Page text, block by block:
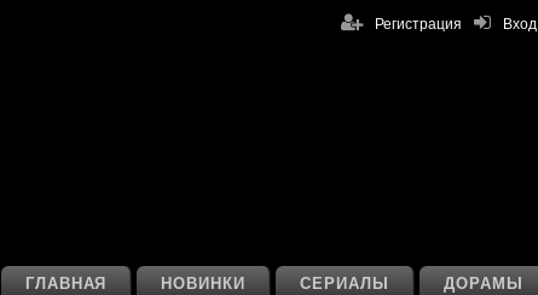
Вход
Регистрация
ДОРАМЫ
СЕРИАЛЫ
НОВИНКИ
ГЛАВНАЯ